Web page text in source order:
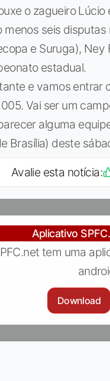
o zagueiro
seis
e Suruga),
estadual.
e vamos entrar
Vai ser um
alguma
Brasília) deste
Avalie esta notícia:
Aplicativo
tem uma
Download